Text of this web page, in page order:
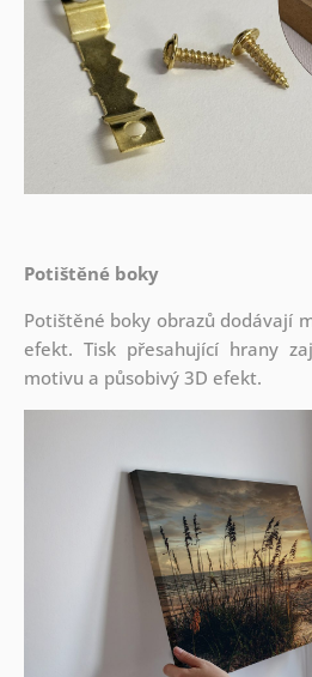
Potištěné boky
Potištěné boky obrazů dodávají
efekt. Tisk přesahující hrany
motivu a působivý 3D efekt.